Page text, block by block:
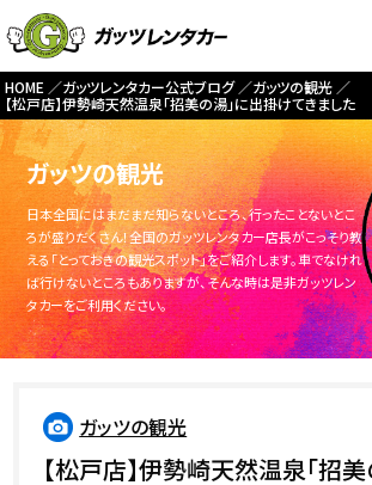
HOME ガッツレンタカー公式ブログ
ガッツの観光
【松戸店】伊勢崎天然温泉「招美の湯」に出掛けてきました
ガッツの観光
日本全国にはまだまだ知らないところ、行ったことないとこ
ろが盛りだくさん！全国のガッツレンタカー店長がこっそり教
える「とっておきの観光スポット」をご紹介します。車でなけれ
ば行けないところもありますが、そんな時は是非ガッツレン
タカーをご利用ください。
ガッツの観光
【松戸店】伊勢崎天然温泉「招